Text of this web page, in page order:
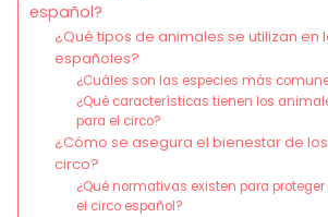
español?
¿Qué tipos de animales se utilizan en
españoles?
¿Cuáles son las especies más
¿Qué características tienen los
para el circo?
¿Cómo se asegura el bienestar de
circo?
¿Qué normativas existen para
el circo español?